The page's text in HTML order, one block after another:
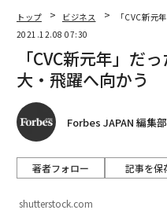
トップ ビジネス
「CVC新元
2021.12.08 07:30
「CVC新元年」だ
大・飛躍へ向かう
Forbes JAPAN 編集部
著者フォロー 記事を保
shutterstock.com